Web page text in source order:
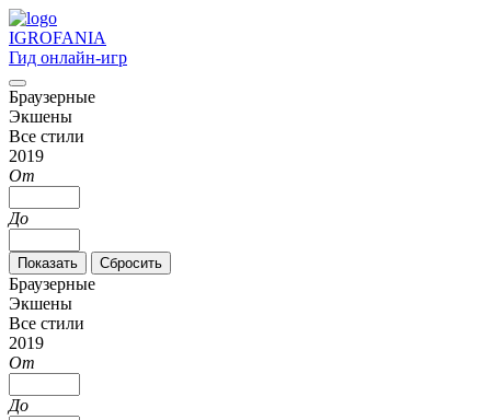
IGROFANIA
Гид онлайн-игр
Браузерные
Экшены
Все стили
2019
От
До
Браузерные
Экшены
Все стили
2019
От
До